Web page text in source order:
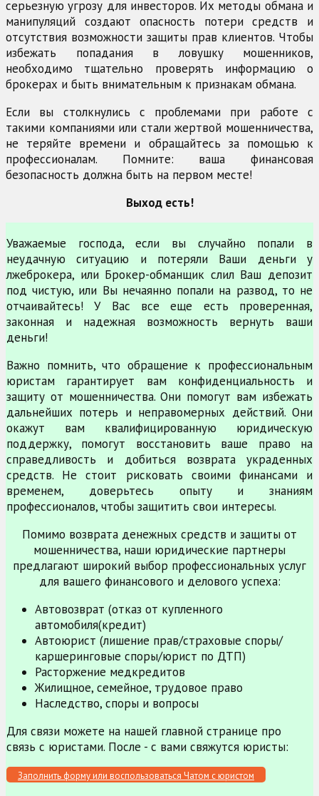
серьезную угрозу для инвесторов. Их методы обмана и
манипуляций создают опасность потери средств и
отсутствия возможности защиты прав клиентов. Чтобы
избежать попадания в ловушку мошенников,
необходимо тщательно проверять информацию о
брокерах и быть внимательным к признакам обмана.
Если вы столкнулись с проблемами при работе с
такими компаниями или стали жертвой мошенничества,
не теряйте времени и обращайтесь за помощью к
профессионалам. Помните: ваша финансовая
безопасность должна быть на первом месте!
Выход есть!
Уважаемые господа, если вы случайно попали в
неудачную ситуацию и потеряли Ваши деньги у
лжеброкера, или Брокер-обманщик слил Ваш депозит
под чистую, или Вы нечаянно попали на развод, то не
отчаивайтесь! У Вас все еще есть проверенная,
законная и надежная возможность вернуть ваши
деньги!
Важно помнить, что обращение к профессиональным
юристам гарантирует вам конфиденциальность и
защиту от мошенничества. Они помогут вам избежать
дальнейших потерь и неправомерных действий. Они
окажут вам квалифицированную юридическую
поддержку, помогут восстановить ваше право на
справедливость и добиться возврата украденных
средств. Не стоит рисковать своими финансами и
временем, доверьтесь опыту и знаниям
профессионалов, чтобы защитить свои интересы.
Помимо возврата денежных средств и защиты от
мошенничества, наши юридические партнеры
предлагают широкий выбор профессиональных услуг
для вашего финансового и делового успеха:
Автовозврат (отказ от купленного
автомобиля(кредит)
Автоюрист (лишение прав/страховые споры/
каршеринговые споры/юрист по ДТП)
Расторжение медкредитов
Жилищное, семейное, трудовое право
Наследство, споры и вопросы
Для связи можете на нашей главной странице про
связь с юристами. После - с вами свяжутся юристы:
Заполнить форму или воспользоваться Чатом с юристом